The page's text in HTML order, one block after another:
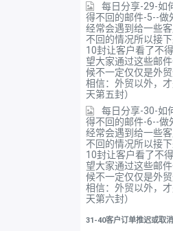
每日分享-29-如
得不回的邮件-5--做
经常会遇到给一些
不回的情况所以接
10封让客户看了不
望大家通过这些邮
候不一定仅仅是外
相信：外贸以外，
天第五封）
每日分享-30-如
得不回的邮件-6--做
经常会遇到给一些
不回的情况所以接
10封让客户看了不
望大家通过这些邮
候不一定仅仅是外
相信：外贸以外，
天第六封）
31-40客户订单推迟或取消